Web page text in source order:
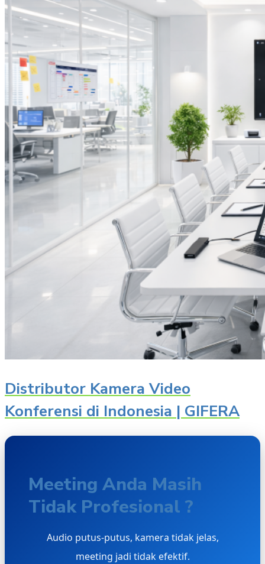
Distributor Kamera Video
Konferensi di Indonesia | GIFERA
Meeting Anda Masih
Tidak Profesional ?
Audio putus-putus, kamera tidak jelas,
meeting jadi tidak efektif.